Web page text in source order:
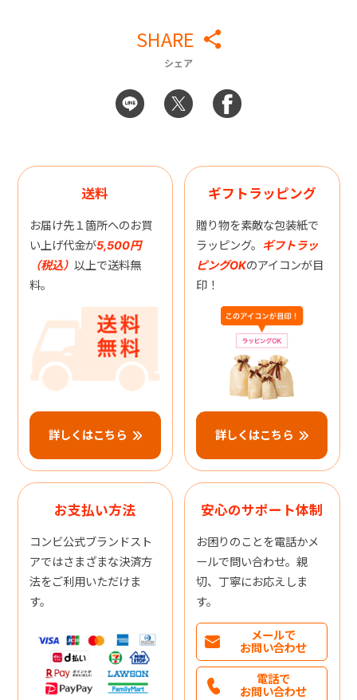
SHARE
シェア
送料
お届け先１箇所へのお買
い上げ代金が5,500円
（税込） 以上で送料無
料。
詳しくはこちら
ギフトラッピング
贈り物を素敵な包装紙で
ラッピング。 ギフトラッ
ピングOKのアイコンが目
印！
詳しくはこちら
お支払い方法
コンビ公式ブランドスト
アではさまざまな決済方
法をご利用いただけま
す。
安心のサポート体制
お困りのことを電話かメ
ールで問い合わせ。親
切、丁寧にお応えしま
す。
メールで
お問い合わせ
電話で
お問い合わせ